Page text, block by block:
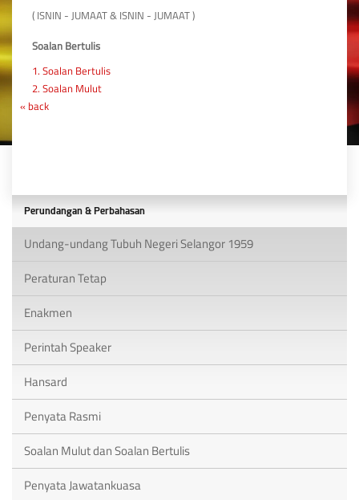
( ISNIN - JUMAAT & ISNIN - JUMAAT )
Soalan Bertulis
1. Soalan Bertulis
2. Soalan Mulut
« back
Perundangan & Perbahasan
Undang-undang Tubuh Negeri Selangor 1959
Peraturan Tetap
Enakmen
Perintah Speaker
Hansard
Penyata Rasmi
Soalan Mulut dan Soalan Bertulis
Penyata Jawatankuasa